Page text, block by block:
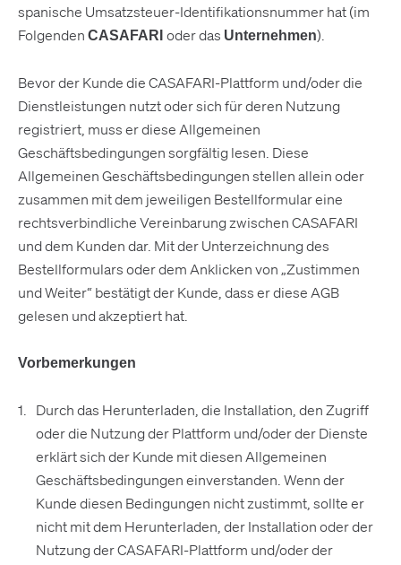
spanische Umsatzsteuer-Identifikationsnummer hat (im
Folgenden CASAFARI oder das Unternehmen).
Bevor der Kunde die CASAFARI-Plattform und/oder die
Dienstleistungen nutzt oder sich für deren Nutzung
registriert, muss er diese Allgemeinen
Geschäftsbedingungen sorgfältig lesen. Diese
Allgemeinen Geschäftsbedingungen stellen allein oder
zusammen mit dem jeweiligen Bestellformular eine
rechtsverbindliche Vereinbarung zwischen CASAFARI
und dem Kunden dar. Mit der Unterzeichnung des
Bestellformulars oder dem Anklicken von „Zustimmen
und Weiter“ bestätigt der Kunde, dass er diese AGB
gelesen und akzeptiert hat.
Vorbemerkungen
Durch das Herunterladen, die Installation, den Zugriff
oder die Nutzung der Plattform und/oder der Dienste
erklärt sich der Kunde mit diesen Allgemeinen
Geschäftsbedingungen einverstanden. Wenn der
Kunde diesen Bedingungen nicht zustimmt, sollte er
nicht mit dem Herunterladen, der Installation oder der
Nutzung der CASAFARI-Plattform und/oder der